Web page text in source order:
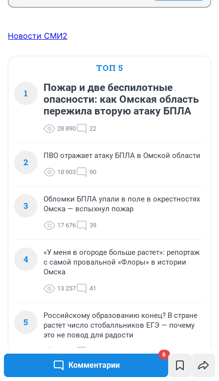
Комментарии
6
Новости СМИ2
ТОП 5
1
Пожар и две беспилотные
опасности: как Омская область
пережила вторую атаку БПЛА
28 890 22
2
ПВО отражает атаку БПЛА в Омской области
18 903 90
3
Обломки БПЛА упали в поле в окрестностях
Омска — вспыхнул пожар
17 676 39
4
«У меня в огороде больше растет»: репортаж
с самой провальной «Флоры» в истории
Омска
13 257 41
5
Российскому образованию конец? В стране
растет число стобалльников ЕГЭ — почему
это не повод для радости